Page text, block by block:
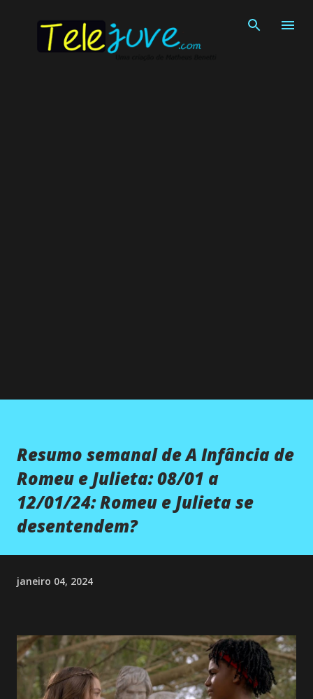
Resumo semanal de A Infância de
Romeu e Julieta: 08/01 a
12/01/24: Romeu e Julieta se
desentendem?
janeiro 04, 2024